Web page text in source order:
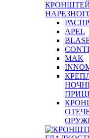
APEL
MAK